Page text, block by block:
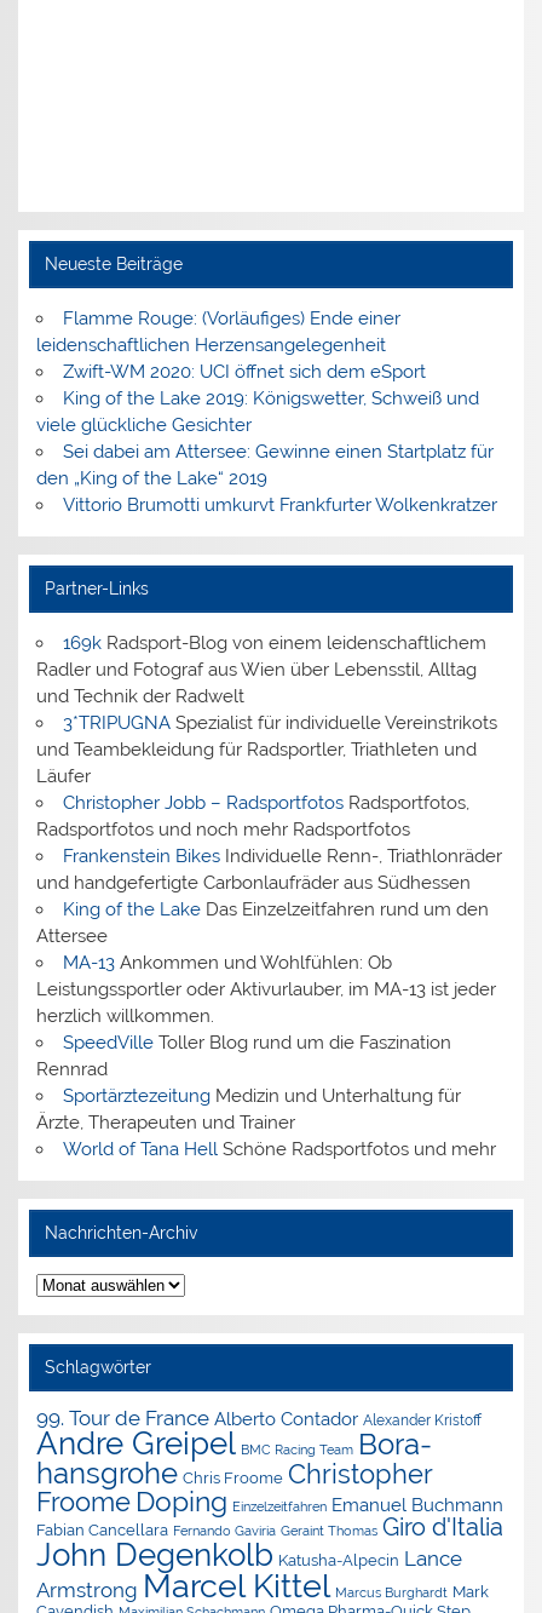
Neueste Beiträge
Flamme Rouge: (Vorläufiges) Ende einer
leidenschaftlichen Herzensangelegenheit
Zwift-WM 2020: UCI öffnet sich dem eSport
King of the Lake 2019: Königswetter, Schweiß und
viele glückliche Gesichter
Sei dabei am Attersee: Gewinne einen Startplatz für
den „King of the Lake“ 2019
Vittorio Brumotti umkurvt Frankfurter Wolkenkratzer
Partner-Links
169kRadsport-Blog von einem leidenschaftlichem
Radler und Fotograf aus Wien über Lebensstil, Alltag
und Technik der Radwelt
3*TRIPUGNASpezialist für individuelle Vereinstrikots
und Teambekleidung für Radsportler, Triathleten und
Läufer
Christopher Jobb – RadsportfotosRadsportfotos,
Radsportfotos und noch mehr Radsportfotos
Frankenstein BikesIndividuelle Renn-, Triathlonräder
und handgefertigte Carbonlaufräder aus Südhessen
King of the LakeDas Einzelzeitfahren rund um den
Attersee
MA-13Ankommen und Wohlfühlen: Ob
Leistungssportler oder Aktivurlauber, im MA-13 ist jeder
herzlich willkommen.
SpeedVilleToller Blog rund um die Faszination
Rennrad
SportärztezeitungMedizin und Unterhaltung für
Ärzte, Therapeuten und Trainer
World of Tana HellSchöne Radsportfotos und mehr
Nachrichten-Archiv
Nachrichten-
Archiv
Schlagwörter
99. Tour de France Alberto Contador Alexander Kristoff
Andre Greipel BMC Racing Team Bora-
hansgrohe Chris Froome Christopher
Froome Doping Einzelzeitfahren Emanuel Buchmann
Fabian Cancellara Fernando Gaviria Geraint Thomas Giro d'Italia
John Degenkolb Katusha-Alpecin Lance
Armstrong Marcel Kittel Marcus Burghardt Mark